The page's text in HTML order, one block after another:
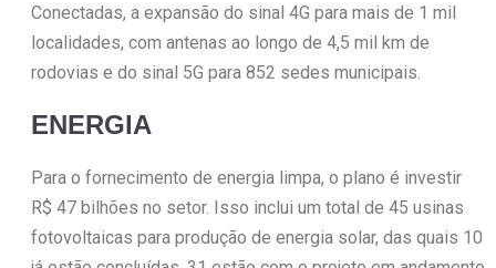
Conectadas, a expansão do sinal 4G para mais de 1 mil
localidades, com antenas ao longo de 4,5 mil km de
rodovias e do sinal 5G para 852 sedes municipais.
ENERGIA
Para o fornecimento de energia limpa, o plano é investir
R$ 47 bilhões no setor. Isso inclui um total de 45 usinas
fotovoltaicas para produção de energia solar, das quais 10